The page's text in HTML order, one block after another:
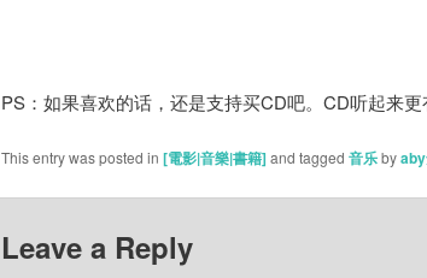
PS：如果喜欢的话，还是支持买CD吧。CD听起来
This entry was posted in [電影|音樂|書籍] and tagged 音乐by
Leave a Reply